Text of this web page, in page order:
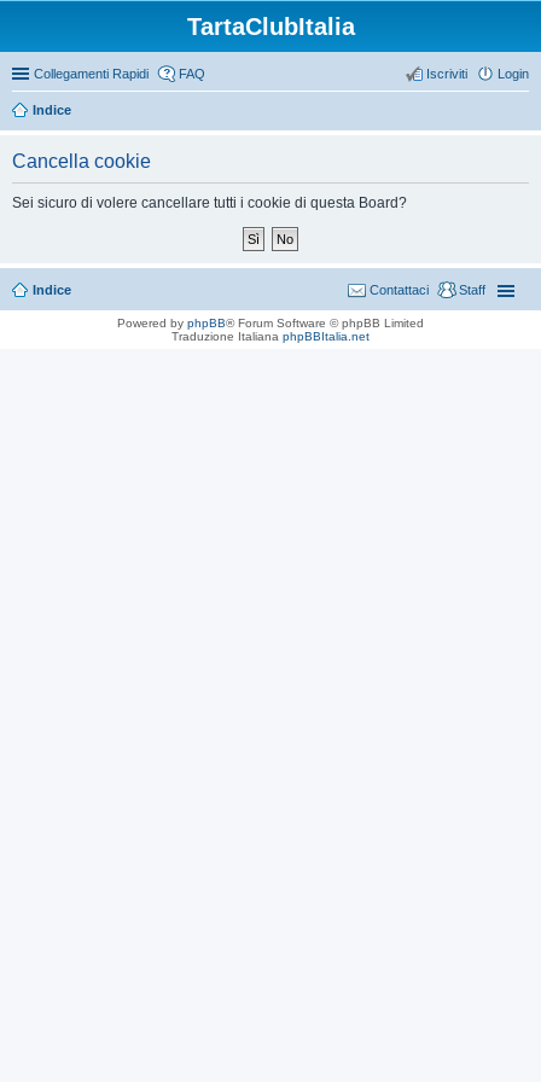
TartaClubItalia
Collegamenti Rapidi FAQ Login
Iscriviti
Indice
Cancella cookie
Sei sicuro di volere cancellare tutti i cookie di questa Board?
Indice Staff
Contattaci
Powered by phpBB® Forum Software © phpBB Limited
Traduzione Italiana phpBBItalia.net